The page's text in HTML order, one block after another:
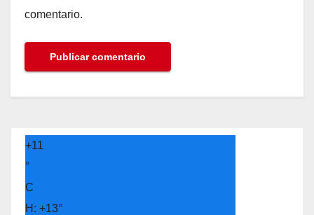
comentario.
+11
°
C
H: +13°